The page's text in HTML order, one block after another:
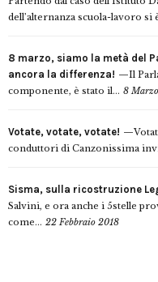
dell’alternanza scuola-lavoro si
8 marzo, siamo la metà del
ancora la differenza!
Il
componente, è stato il... 8
Votate, votate, votate!
conduttori di Canzonissima
Sisma, sulla ricostruzione
Salvini, e ora anche i 5stelle
come... 22 Febbraio 2018